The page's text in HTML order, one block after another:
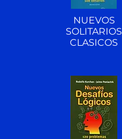
NUEVOS
SOLITARIOS
CLASICOS